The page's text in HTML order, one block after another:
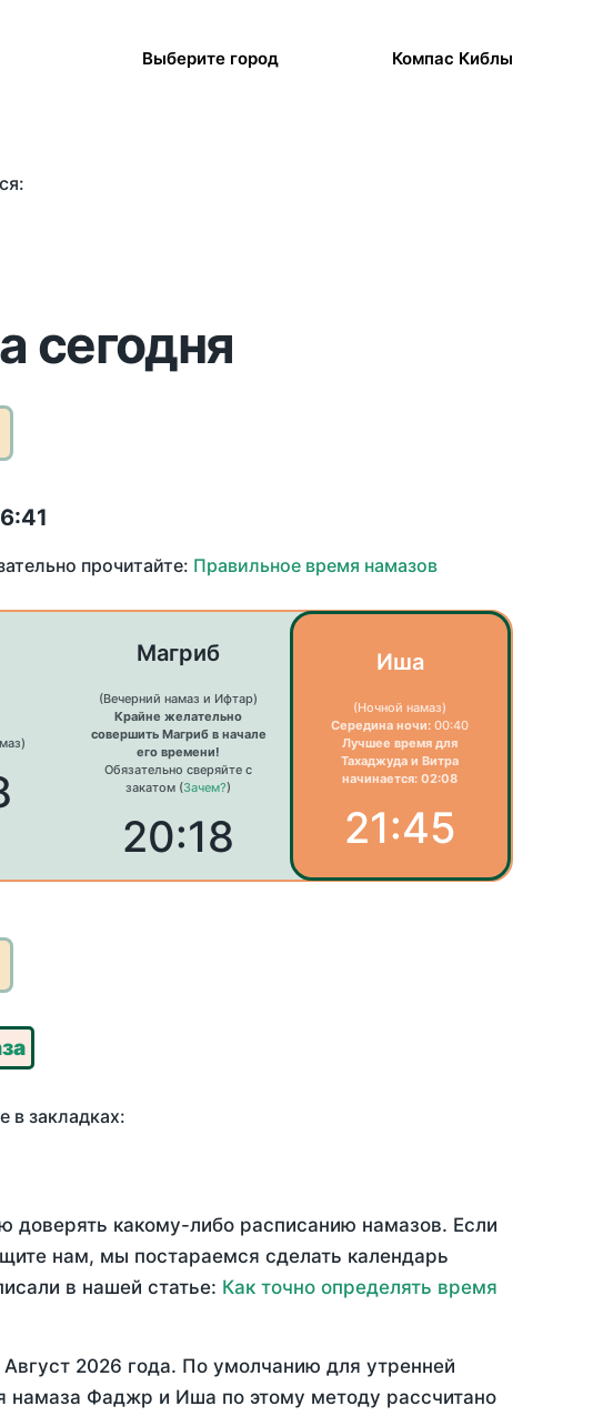
Выберите город Компас Киблы
сегодня
прочитайте: Правильное время намазов
Магриб
(Вечерний намаз и Ифтар)
Крайне желательно
совершить Магриб в начале
его времени!
Обязательно сверяйте с
закатом (Зачем?)
20:18
Иша
(Ночной намаз)
Середина ночи: 00:40
Лучшее время для
Тахаджуда и Витра
начинается: 02:08
21:45
в закладках:
доверять какому-либо расписанию намазов. Если
нам, мы постараемся сделать календарь
в нашей статье: Как точно определять время
Август 2026 года. По умолчанию для утренней
намаза Фаджр и Иша по этому методу рассчитано